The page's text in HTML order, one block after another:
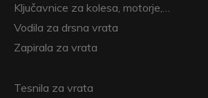
Ključavnice za kolesa, motorje,…
Vodila za drsna vrata
Zapirala za vrata
Tesnila za vrata